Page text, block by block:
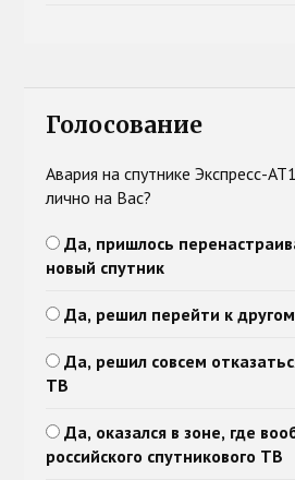
Голосование
Авария на спутнике Экспресс-
лично на Вас?
Да, пришлось
новый спутник
Да, решил перейти к
Да, решил совсем
ТВ
Да, оказался в зоне, где
российского спутникового ТВ